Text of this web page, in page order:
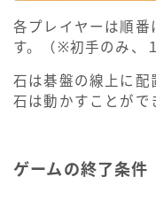
各プレイヤーは順番
す。（※初手のみ、
石は碁盤の線上に配
石は動かすことがで
ゲームの終了条件